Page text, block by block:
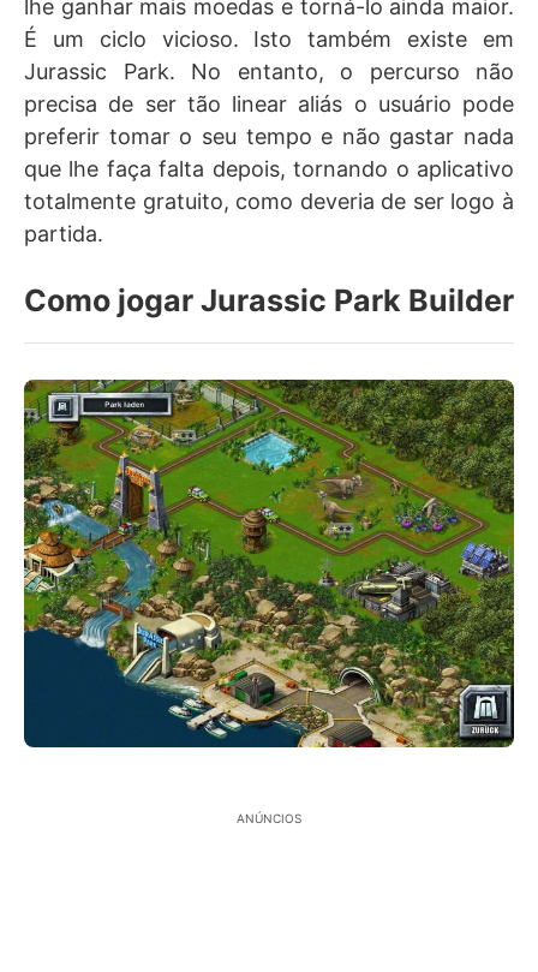
lhe ganhar mais moedas e torná-lo ainda maior.
É um ciclo vicioso. Isto também existe em
Jurassic Park. No entanto, o percurso não
precisa de ser tão linear aliás o usuário pode
preferir tomar o seu tempo e não gastar nada
que lhe faça falta depois, tornando o aplicativo
totalmente gratuito, como deveria de ser logo à
partida.
Como jogar Jurassic Park Builder
ANÚNCIOS